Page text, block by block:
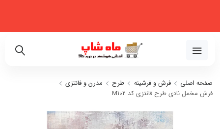
صفحه اصلی فرش و فرشینه طرح
مدرن و فانتزی
فرش مخمل نادی طرح فانتزی کد M102